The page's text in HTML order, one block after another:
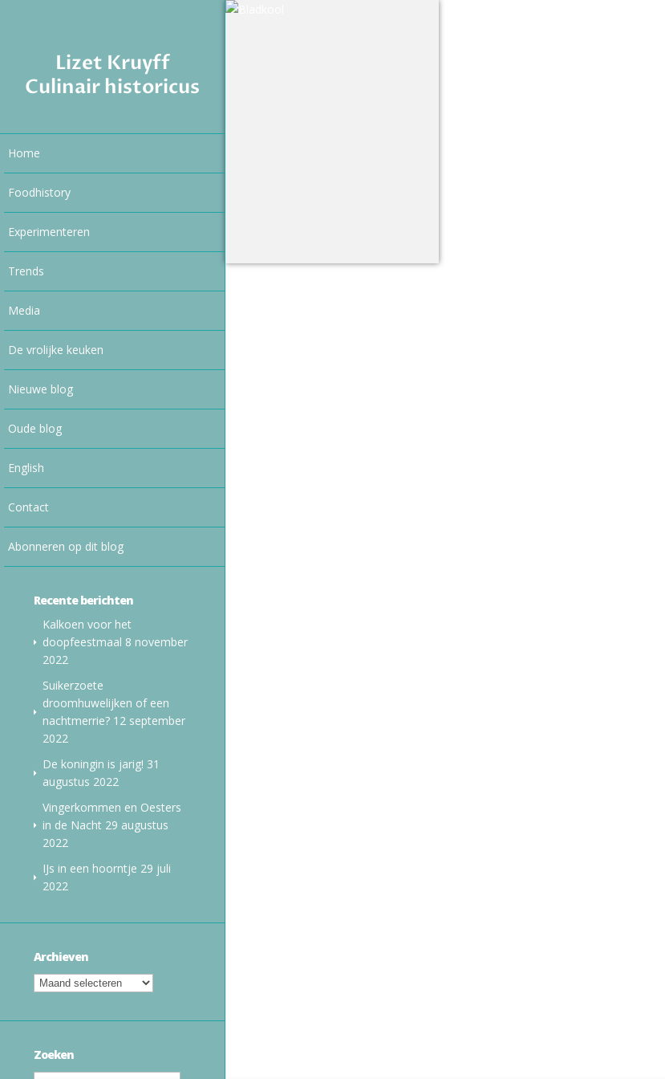
Lizet Kruyff
Culinair historicus
Home
Foodhistory
Experimenteren
Trends
Media
De vrolijke keuken
Nieuwe blog
Oude blog
English
Contact
Abonneren op dit blog
Recente berichten
Kalkoen voor het
doopfeestmaal 8 november
2022
Suikerzoete
droomhuwelijken of een
nachtmerrie? 12 september
2022
De koningin is jarig! 31
augustus 2022
Vingerkommen en Oesters
in de Nacht 29 augustus
2022
IJs in een hoorntje 29 juli
2022
Archieven
Zoeken